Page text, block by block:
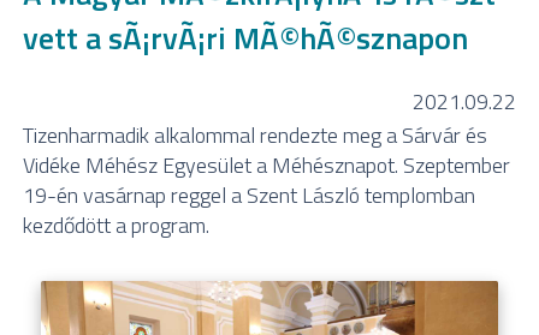
vett a sÃ¡rvÃ¡ri MÃ©hÃ©sznapon
2021.09.22
Tizenharmadik alkalommal rendezte meg a Sárvár és
Vidéke Méhész Egyesület a Méhésznapot. Szeptember
19-én vasárnap reggel a Szent László templomban
kezdődött a program.